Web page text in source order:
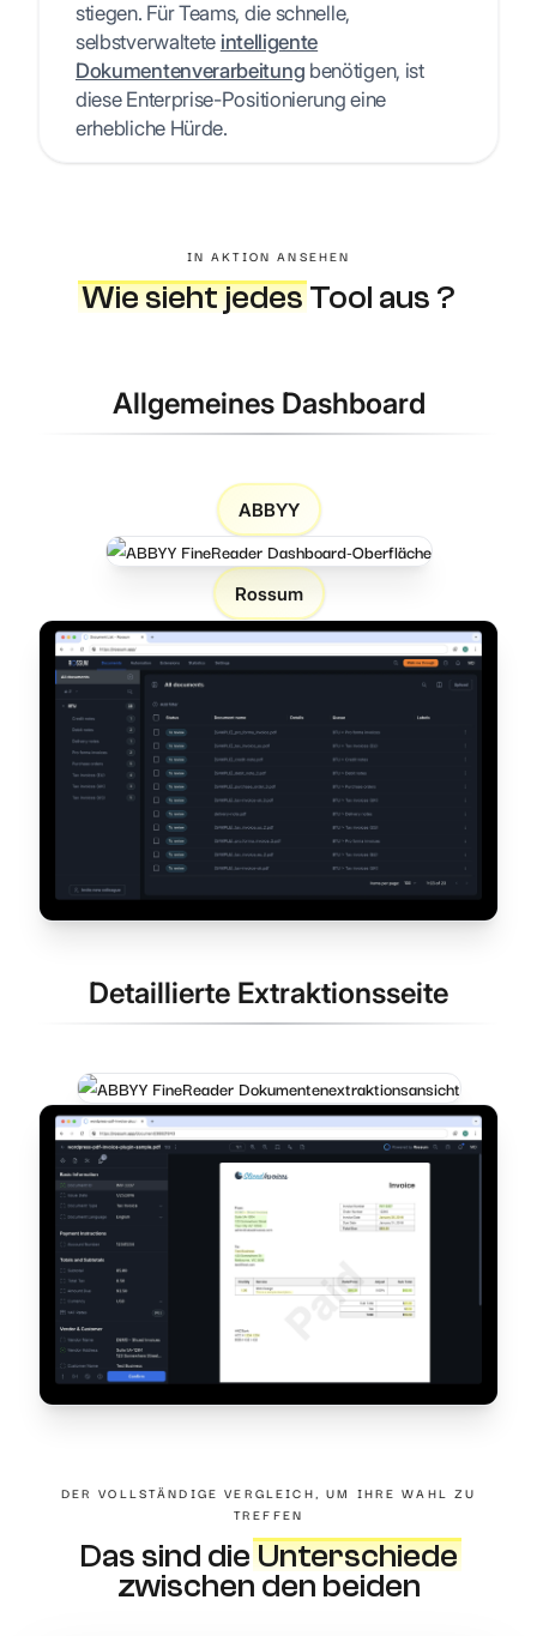
stiegen. Für Teams, die schnelle,
selbstverwaltete intelligente
Dokumentenverarbeitung benötigen, ist
diese Enterprise-Positionierung eine
erhebliche Hürde.
IN AKTION ANSEHEN
Wie sieht jedesTool aus ?
Allgemeines Dashboard
ABBYY
Rossum
Detaillierte Extraktionsseite
DER VOLLSTÄNDIGE VERGLEICH, UM IHRE WAHL ZU
TREFFEN
Das sind dieUnterschiede
zwischen den beiden